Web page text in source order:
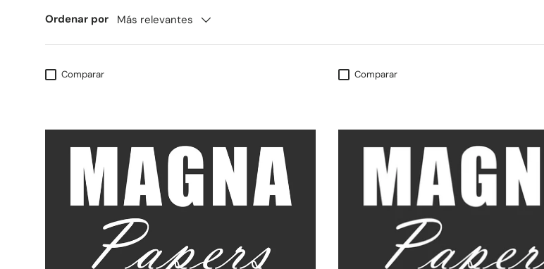
Ordenar por Más relevantes
Comparar Comparar